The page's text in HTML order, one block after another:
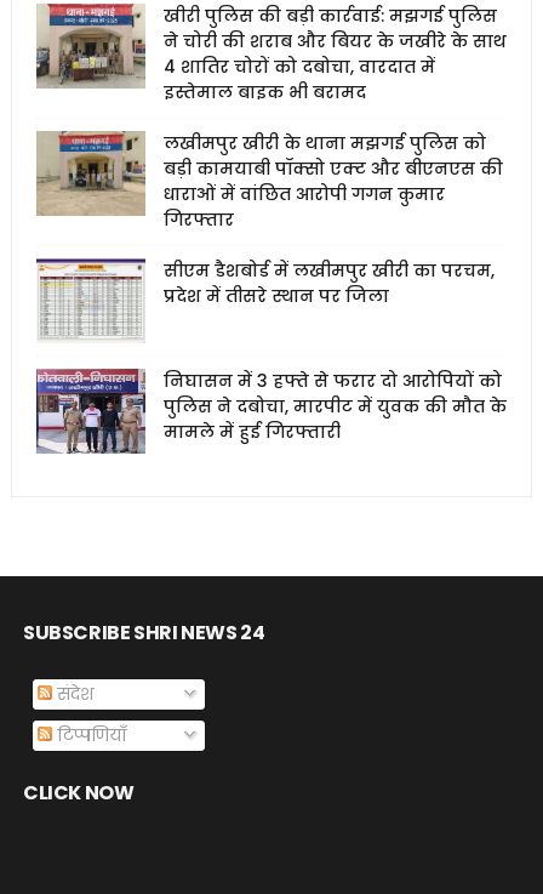
खीरी पुलिस की बड़ी कार्रवाई: मझगई पुलिस
ने चोरी की शराब और बियर के जखीरे के साथ
4 शातिर चोरों को दबोचा, वारदात में
इस्तेमाल बाइक भी बरामद
लखीमपुर खीरी के थाना मझगई पुलिस को
बड़ी कामयाबी पॉक्सो एक्ट और बीएनएस की
धाराओं में वांछित आरोपी गगन कुमार
गिरफ्तार
सीएम डैशबोर्ड में लखीमपुर खीरी का परचम,
प्रदेश में तीसरे स्थान पर जिला
निघासन में 3 हफ्ते से फरार दो आरोपियों को
पुलिस ने दबोचा, मारपीट में युवक की मौत के
मामले में हुई गिरफ्तारी
SUBSCRIBE SHRI NEWS 24
संदेश
टिप्पणियाँ
CLICK NOW